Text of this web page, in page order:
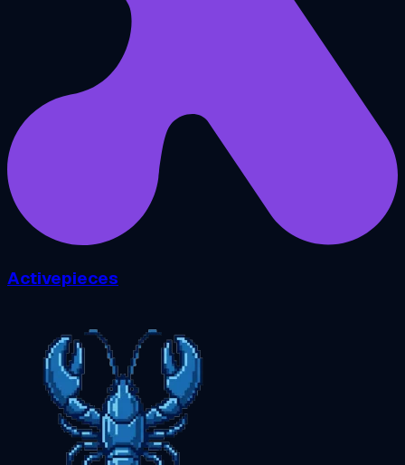
Activepieces